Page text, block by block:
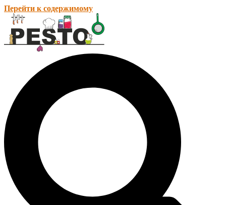
Перейти к содержимому